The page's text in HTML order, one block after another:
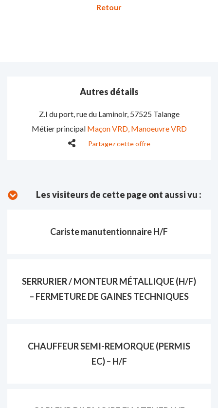
Autres détails
Z.I du port, rue du Laminoir, 57525 Talange
Métier principal Maçon VRD Manoeuvre VRD
Partagez cette offre
Les visiteurs de cette page ont aussi vu :
Cariste manutentionnaire H/F
SERRURIER / MONTEUR MÉTALLIQUE (H/F)
– FERMETURE DE GAINES TECHNIQUES
CHAUFFEUR SEMI-REMORQUE (PERMIS
EC) – H/F